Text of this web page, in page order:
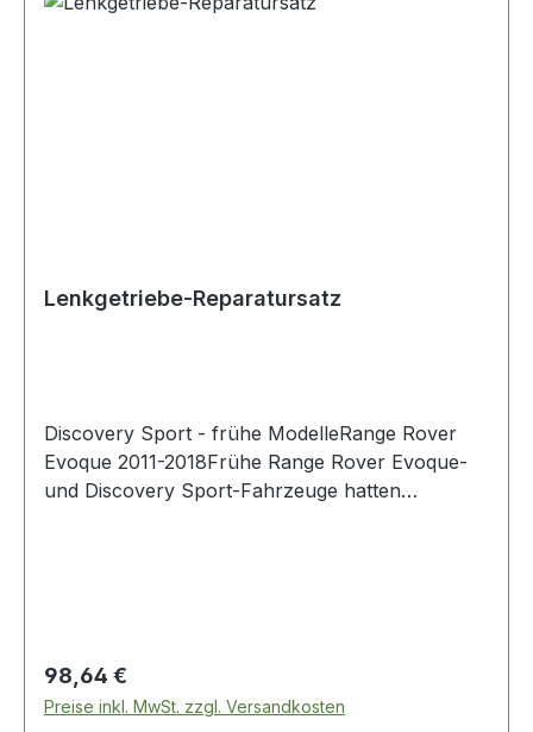
Lenkgetriebe-Reparatursatz
Discovery Sport - frühe ModelleRange Rover
Evoque 2011-2018Frühe Range Rover Evoque-
und Discovery Sport-Fahrzeuge hatten
neuen Antriebsriemen für die
Servounterstützung. Keines der Kit-Elemente ist
bei Land Rover erhältlich.
Regulärer Preis:
98,64 €
Preise inkl. MwSt. zzgl. Versandkosten